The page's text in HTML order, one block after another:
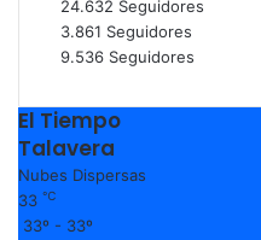
24.632 Seguidores
3.861 Seguidores
9.536 Seguidores
El Tiempo
Talavera
Nubes Dispersas
33 ℃
33º - 33º